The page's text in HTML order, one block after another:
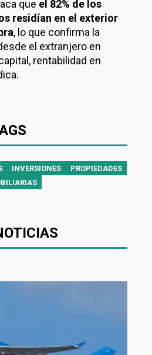
que el 82% de los
residían en el exterior
, lo que confirma la
el extranjero en
rentabilidad en
INVERSIONES
PROPIEDADES